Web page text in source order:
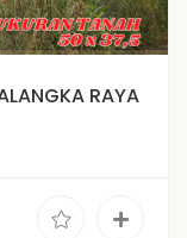
RAYA